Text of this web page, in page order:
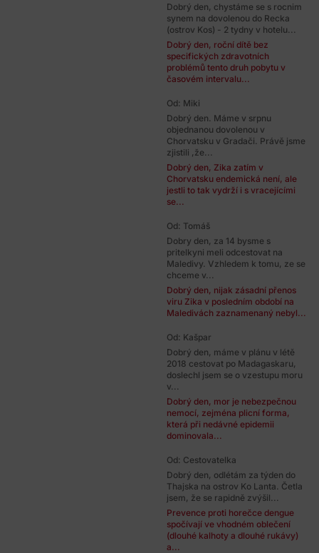
Dobrý den, chystáme se s rocnim
synem na dovolenou do Recka
(ostrov Kos) - 2 tydny v hotelu...
Dobrý den, roční dítě bez
specifických zdravotních
problémů tento druh pobytu v
časovém intervalu...
Od: Miki
Dobrý den. Máme v srpnu
objednanou dovolenou v
Chorvatsku v Gradači. Právě jsme
zjistili ,že...
Dobrý den, Zika zatím v
Chorvatsku endemická není, ale
jestli to tak vydrží i s vracejícími
se...
Od: Tomáš
Dobry den, za 14 bysme s
pritelkyni meli odcestovat na
Maledivy. Vzhledem k tomu, ze se
chceme v...
Dobrý den, nijak zásadní přenos
viru Zika v posledním období na
Maledivách zaznamenaný nebyl...
Od: Kašpar
Dobrý den, máme v plánu v létě
2018 cestovat po Madagaskaru,
doslechl jsem se o vzestupu moru
v...
Dobrý den, mor je nebezpečnou
nemocí, zejména plicní forma,
která při nedávné epidemii
dominovala...
Od: Cestovatelka
Dobrý den, odlétám za týden do
Thajska na ostrov Ko Lanta. Četla
jsem, že se rapidně zvýšil...
Prevence proti horečce dengue
spočívají ve vhodném oblečení
(dlouhé kalhoty a dlouhé rukávy)
a...